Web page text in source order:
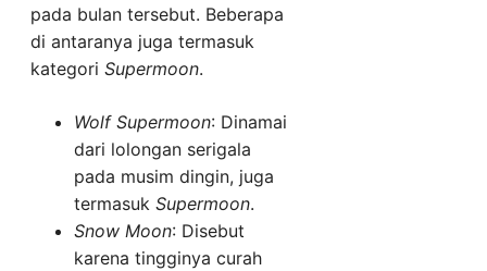
pada bulan tersebut. Beberapa
di antaranya juga termasuk
kategori Supermoon.
Wolf Supermoon: Dinamai
dari lolongan serigala
pada musim dingin, juga
termasuk Supermoon.
Snow Moon: Disebut
karena tingginya curah